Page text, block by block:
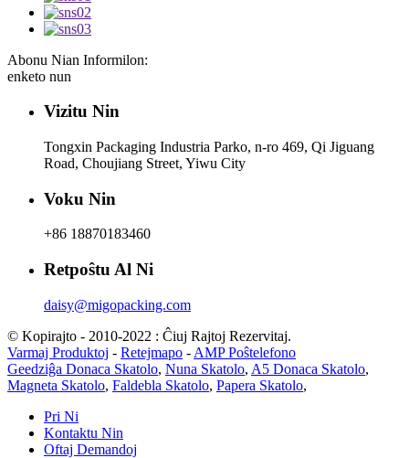
Abonu Nian Informilon:
enketo nun
Vizitu Nin
Tongxin Packaging Industria Parko, n-ro 469, Qi Jiguang
Road, Choujiang Street, Yiwu City
Voku Nin
+86 18870183460
Retpoŝtu Al Ni
daisy@migopacking.com
© Kopirajto - 2010-2022 : Ĉiuj Rajtoj Rezervitaj.
Varmaj Produktoj - Retejmapo - AMP Poŝtelefono
Geedziĝa Donaca Skatolo, Nuna Skatolo, A5 Donaca Skatolo,
Magneta Skatolo, Faldebla Skatolo, Papera Skatolo,
Pri Ni
Kontaktu Nin
Oftaj Demandoj